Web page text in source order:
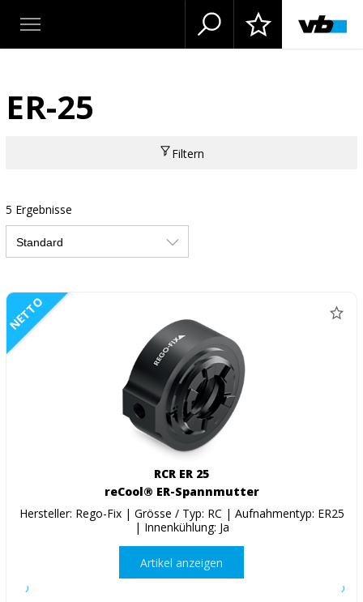
ER-25
Filtern
5 Ergebnisse
NETTO
RCR ER 25
reCool® ER-Spannmutter
Hersteller: Rego-Fix | Grösse / Typ: RC | Aufnahmentyp: ER25
| Innenkühlung: Ja
Artikel anzeigen